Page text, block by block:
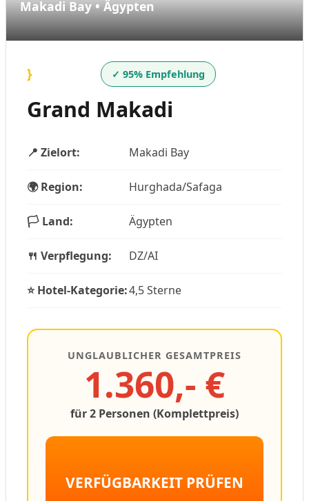
Makadi Bay • Ägypten
} ✓ 95% Empfehlung
Grand Makadi
📍 Zielort: Makadi Bay
🌍 Region: Hurghada/Safaga
🏳️ Land: Ägypten
🍴 Verpflegung: DZ/AI
⭐ Hotel-Kategorie:4,5 Sterne
UNGLAUBLICHER GESAMTPREIS
1.360,- €
für 2 Personen (Komplettpreis)
VERFÜGBARKEIT PRÜFEN